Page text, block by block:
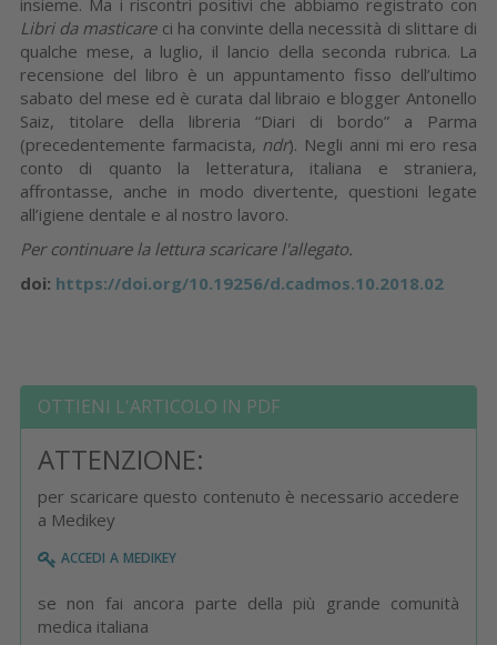
Libri da masticare ci ha convinte della necessità di slittare di
qualche mese, a lu­glio, il lancio della seconda rubrica. La
recensione del libro è un appuntamen­to fisso dell’ultimo
sabato del mese ed è curata dal libraio e blogger Antonello
Saiz, titolare della libreria “Diari di bordo” a Par­ma
(precedentemente farmacista, ndr). Negli anni mi ero resa
conto di quanto la letteratura, italiana e straniera,
affrontasse, anche in modo divertente, questioni lega­te
all’igiene dentale e al nostro lavoro.
Per continuare la lettura scaricare l'allegato.
doi: https://doi.org/10.19256/d.cadmos.10.2018.02
OTTIENI L'ARTICOLO IN PDF
ATTENZIONE:
per scaricare questo contenuto è necessario accedere
a Medikey
accedi a medikey
se non fai ancora parte della più grande comunità
medica italiana